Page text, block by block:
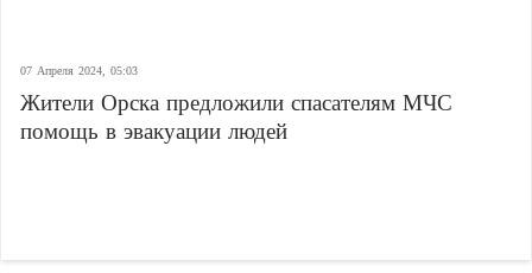
07 Апреля 2024, 05:03
Жители Орска предложили спасателям МЧС
помощь в эвакуации людей